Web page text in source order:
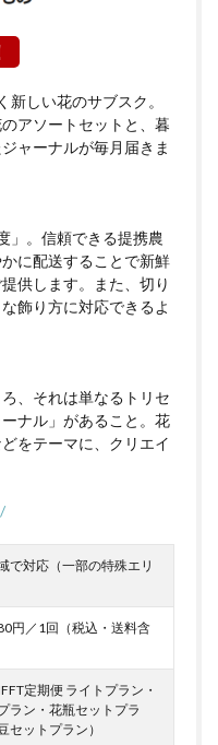
新しい花のサブスク。
アソートセットと、暮
ャーナルが毎月届きま
」。信頼できる提携農
に配送することで新鮮
供します。また、切り
飾り方に対応できるよ
、それは単なるトリセ
ナル」があること。花
をテーマに、クリエイ
で対応（一部の特殊エリ
円／1回（税込・送料含
定期便 ライトプラン・
ラン・花瓶セットプラ
セットプラン）